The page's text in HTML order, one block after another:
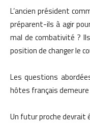
L’ancien président
préparent-ils à agir
mal de combativité ?
position de changer le
Les questions
hôtes français
Un futur proche devrait